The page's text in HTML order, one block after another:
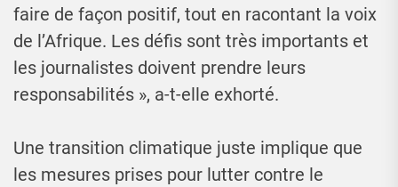
faire de façon positif, tout en racontant la voix
de l’Afrique. Les défis sont très importants et
les journalistes doivent prendre leurs
responsabilités », a-t-elle exhorté.
Une transition climatique juste implique que
les mesures prises pour lutter contre le